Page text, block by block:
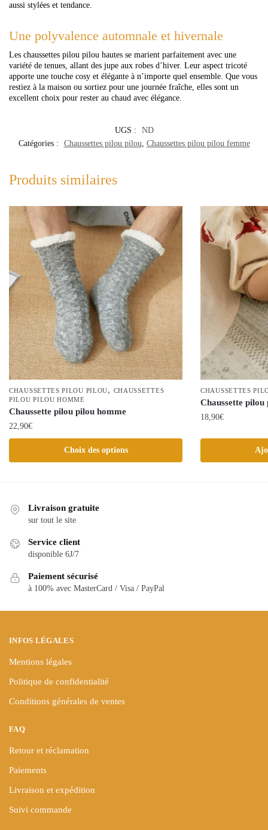
aussi stylées et tendance.
Une polyvalence automnale et hivernale
Les chaussettes pilou pilou hautes se marient parfaitement avec une
variété de tenues, allant des jupe aux robes d’hiver. Leur aspect tricoté
apporte une touche cosy et élégante à n’importe quel ensemble. Que vous
restiez à la maison ou sortiez pour une journée fraîche, elles sont un
excellent choix pour rester au chaud avec élégance.
UGS :
ND
Catégories :
Chaussettes pilou pilou, Chaussettes pilou pilou femme
Produits similaires
CHAUSSETTES PILOU PILOU, CHAUSSETTES
PILOU PILOU HOMME
Chaussette pilou pilou homme
22,90€
Choix des options
produit
variations.
peuvent
choisies
CHAUSSETTES
Chaussette pilou
18,90€
Livraison gratuite
sur tout le site
Service client
disponible 6J/7
Paiement sécurisé
à 100% avec MasterCard / Visa / PayPal
INFOS LÉGALES
Mentions légales
Politique de confidentialité
Conditions générales de ventes
FAQ
Retour et réclamation
Paiements
Livraison et expédition
Suivi commande